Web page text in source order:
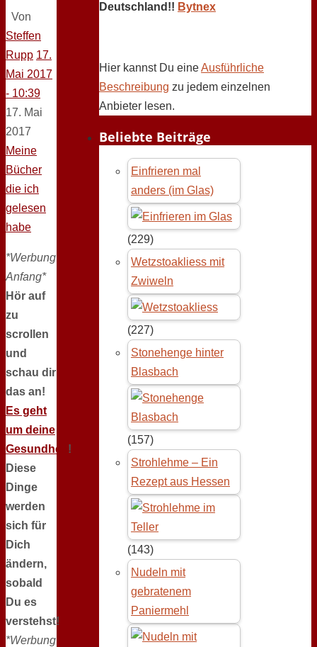
Von
Steffen
Rupp 17.
Mai 2017
- 10:39
17. Mai
2017
Meine
Bücher
die ich
gelesen
habe
*Werbung
Anfang*
Hör auf
zu
scrollen
und
schau dir
das an!
Es geht
um deine
Gesundheit !
Diese
Dinge
werden
sich für
Dich
ändern,
sobald
Du es
verstehst!
*Werbung
Deutschland!! Bytnex
Hier kannst Du eineAusführliche
Beschreibung zu jedem einzelnen
Anbieter lesen.
Beliebte Beiträge
Einfrieren mal
anders (im Glas)
(229)
Wetzstoakliess mit
Zwiweln
(227)
Stonehenge hinter
Blasbach
(157)
Strohlehme – Ein
Rezept aus Hessen
(143)
Nudeln mit
gebratenem
Paniermehl